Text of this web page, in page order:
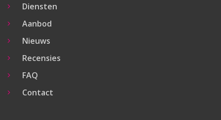
Diensten
Aanbod
Nieuws
Recensies
FAQ
Contact